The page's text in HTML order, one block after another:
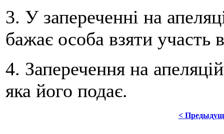
3. У запереченні на
бажає особа взяти участь
4. Заперечення на
яка його подає.
<